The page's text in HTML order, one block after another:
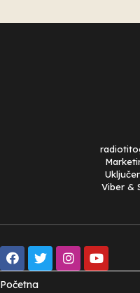
Viber &
Početna